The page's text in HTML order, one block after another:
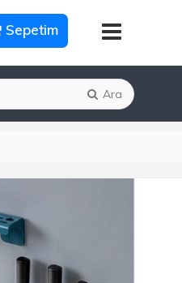
Sepetim
Ara